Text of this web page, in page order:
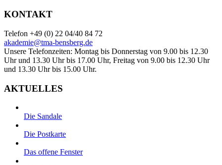
KONTAKT
Telefon +49 (0) 22 04/40 84 72
akademie@tma-bensberg.de
Unsere Telefonzeiten: Montag bis Donnerstag von 9.00 bis 12.30
Uhr und 13.30 Uhr bis 17.00 Uhr, Freitag von 9.00 bis 12.30 Uhr
und 13.30 Uhr bis 15.00 Uhr.
AKTUELLES
Die Sandale
Die Postkarte
Das offene Fenster